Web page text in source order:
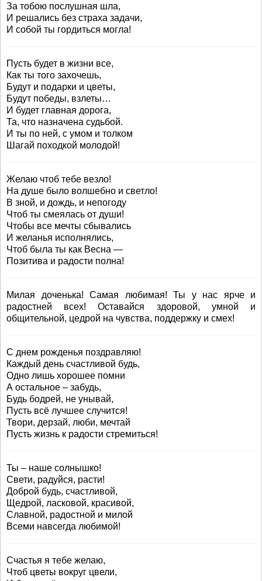
За тобою послушная шла,
И решались без страха задачи,
И собой ты гордиться могла!
Пусть будет в жизни все,
Как ты того захочешь,
Будут и подарки и цветы,
Будут победы, взлеты…
И будет главная дорога,
Та, что назначена судьбой.
И ты по ней, с умом и толком
Шагай походкой молодой!
Желаю чтоб тебе везло!
На душе было волшебно и светло!
В зной, и дождь, и непогоду
Чтоб ты смеялась от души!
Чтобы все мечты сбывались
И желанья исполнялись,
Чтоб была ты как Весна —
Позитива и радости полна!
Милая доченька! Самая любимая! Ты у нас ярче и
радостней всех! Оставайся здоровой, умной и
общительной, цедрой на чувства, поддержку и смех!
С днем рожденья поздравляю!
Каждый день счастливой будь,
Одно лишь хорошее помни
А остальное – забудь,
Будь бодрей, не унывай,
Пусть всё лучшее случится!
Твори, дерзай, люби, мечтай
Пусть жизнь к радости стремиться!
Ты – наше солнышко!
Свети, радуйся, расти!
Доброй будь, счастливой,
Щедрой, ласковой, красивой,
Славной, радостной и милой
Всеми навсегда любимой!
Счастья я тебе желаю,
Чтоб цветы вокруг цвели,